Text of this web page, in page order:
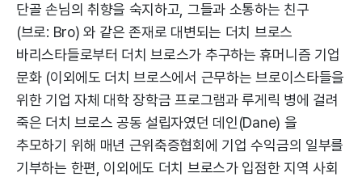
단골 손님의 취향을 숙지하고, 그들과 소통하는 친구
(브로: Bro) 와 같은 존재로 대변되는 더치 브로스
바리스타들로부터 더치 브로스가 추구하는 휴머니즘 기업
문화 (이외에도 더치 브로스에서 근무하는 브로이스타들을
위한 기업 자체 대학 장학금 프로그램과 루게릭 병에 걸려
죽은 더치 브로스 공동 설립자였던 데인(Dane) 을
추모하기 위해 매년 근위축증협회에 기업 수익금의 일부를
기부하는 한편, 이외에도 더치 브로스가 입점한 지역 사회